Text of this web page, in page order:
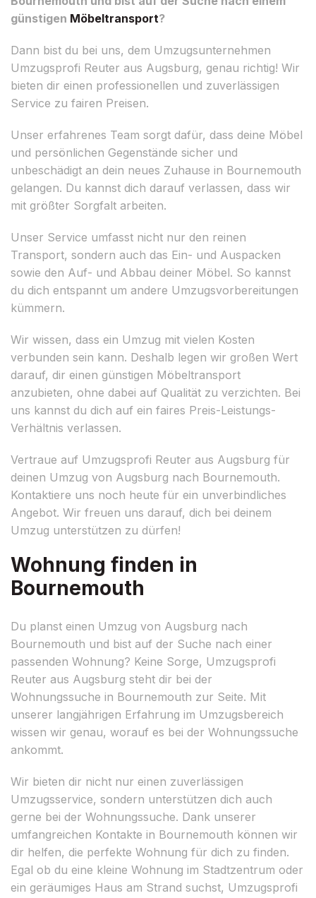
günstigen Möbeltransport?
Dann bist du bei uns, dem Umzugsunternehmen
Umzugsprofi Reuter aus Augsburg, genau richtig! Wir
bieten dir einen professionellen und zuverlässigen
Service zu fairen Preisen.
Unser erfahrenes Team sorgt dafür, dass deine Möbel
und persönlichen Gegenstände sicher und
unbeschädigt an dein neues Zuhause in Bournemouth
gelangen. Du kannst dich darauf verlassen, dass wir
mit größter Sorgfalt arbeiten.
Unser Service umfasst nicht nur den reinen
Transport, sondern auch das Ein- und Auspacken
sowie den Auf- und Abbau deiner Möbel. So kannst
du dich entspannt um andere Umzugsvorbereitungen
kümmern.
Wir wissen, dass ein Umzug mit vielen Kosten
verbunden sein kann. Deshalb legen wir großen Wert
darauf, dir einen günstigen Möbeltransport
anzubieten, ohne dabei auf Qualität zu verzichten. Bei
uns kannst du dich auf ein faires Preis-Leistungs-
Verhältnis verlassen.
Vertraue auf Umzugsprofi Reuter aus Augsburg für
deinen Umzug von Augsburg nach Bournemouth.
Kontaktiere uns noch heute für ein unverbindliches
Angebot. Wir freuen uns darauf, dich bei deinem
Umzug unterstützen zu dürfen!
Wohnung finden in
Bournemouth
Du planst einen Umzug von Augsburg nach
Bournemouth und bist auf der Suche nach einer
passenden Wohnung? Keine Sorge, Umzugsprofi
Reuter aus Augsburg steht dir bei der
Wohnungssuche in Bournemouth zur Seite. Mit
unserer langjährigen Erfahrung im Umzugsbereich
wissen wir genau, worauf es bei der Wohnungssuche
ankommt.
Wir bieten dir nicht nur einen zuverlässigen
Umzugsservice, sondern unterstützen dich auch
gerne bei der Wohnungssuche. Dank unserer
umfangreichen Kontakte in Bournemouth können wir
dir helfen, die perfekte Wohnung für dich zu finden.
Egal ob du eine kleine Wohnung im Stadtzentrum oder
ein geräumiges Haus am Strand suchst, Umzugsprofi